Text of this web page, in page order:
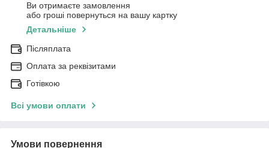
Ви отримаєте замовлення
або гроші повернуться на вашу картку
Детальніше
Післяплата
Оплата за реквізитами
Готівкою
Всі умови оплати
Умови повернення